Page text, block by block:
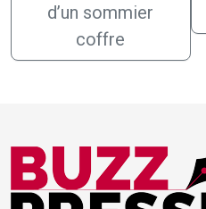
d’un sommier
coffre